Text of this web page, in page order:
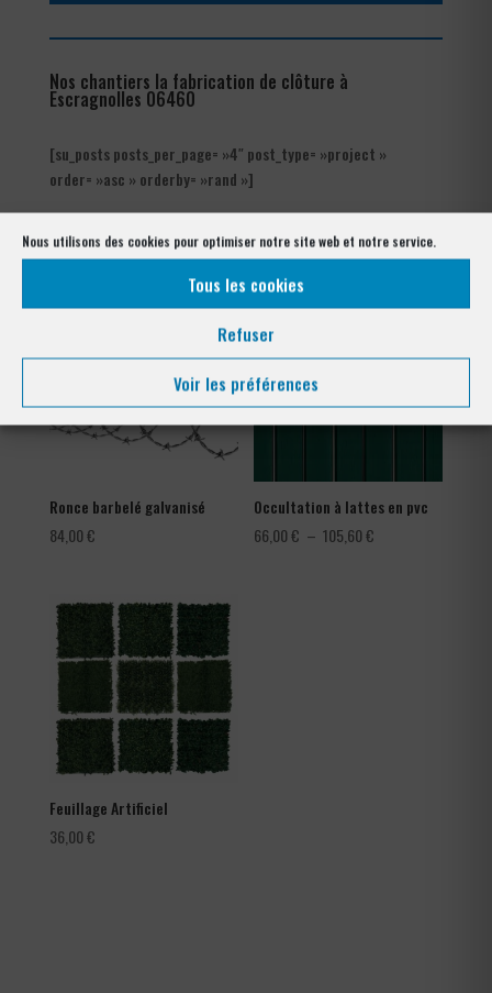
Nous utilisons des cookies pour optimiser notre site web et notre service.
Tous les cookies
Refuser
Voir les préférences
Nos chantiers la fabrication de clôture à
Escragnolles 06460
[su_posts posts_per_page= »4″ post_type= »project »
order= »asc » orderby= »rand »]
Les produits de clôtures utilisés
à Escragnolles 06460
Ronce barbelé galvanisé
84,00€
Occultation à lattes en pvc
66,00€ – 105,60€
Feuillage Artificiel
36,00€